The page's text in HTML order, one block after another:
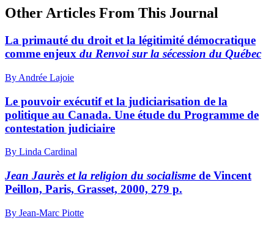
Other Articles From This Journal
La primauté du droit et la légitimité démocratique
comme enjeux du Renvoi sur la sécession du Québec
By Andrée Lajoie
Le pouvoir exécutif et la judiciarisation de la
politique au Canada. Une étude du Programme de
contestation judiciaire
By Linda Cardinal
Jean Jaurès et la religion du socialisme de Vincent
Peillon, Paris, Grasset, 2000, 279 p.
By Jean-Marc Piotte